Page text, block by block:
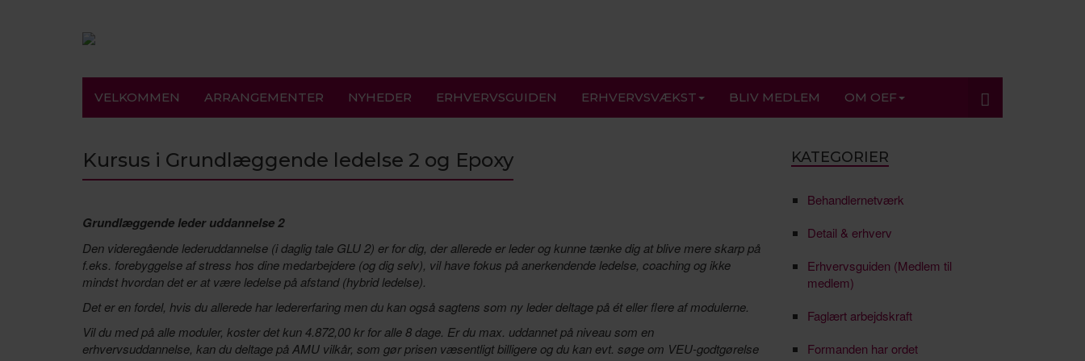
VELKOMMEN ARRANGEMENTER NYHEDER ERHVERVSGUIDEN ERHVERVSVÆKST BLIV MEDLEM OM OEF
Kursus i Grundlæggende ledelse 2 og Epoxy
Grundlæggende leder uddannelse 2
Den videregående lederuddannelse (i daglig tale GLU 2) er for dig, der allerede er leder og kunne tænke dig at blive mere skarp på
f.eks. forebyggelse af stress hos dine medarbejdere (og dig selv), vil have fokus på anerkendende ledelse, coaching og ikke
mindst hvordan det er at være ledelse på afstand (hybrid ledelse).
Det er en fordel, hvis du allerede har ledererfaring men du kan også sagtens som ny leder deltage på ét eller flere af modulerne.
Vil du med på alle moduler, koster det kun 4.872,00 kr for alle 8 dage. Er du max. uddannet på niveau som en
erhvervsuddannelse, kan du deltage på AMU vilkår, som gør prisen væsentligt billigere og du kan evt. søge om VEU-godtgørelse
KATEGORIER
Behandlernetværk
Detail & erhverv
Erhvervsguiden (Medlem til
medlem)
Faglært arbejdskraft
Formanden har ordet